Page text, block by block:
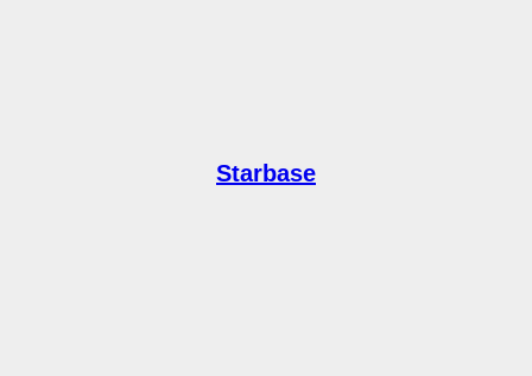
Starbase